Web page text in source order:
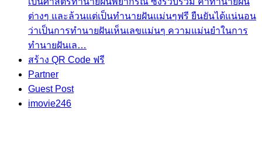
ต่างๆ และล้วนแต่เป็นทํานายฝันแม่นๆฟรี ยืนยันได้แน่นอน
ว่าเป็นการทำนายฝันเห็นเลขแม่นๆ ความแม่นยำในการ
ทํานายฝันเล…
สร้าง QR Code ฟรี
Partner
Guest Post
imovie246